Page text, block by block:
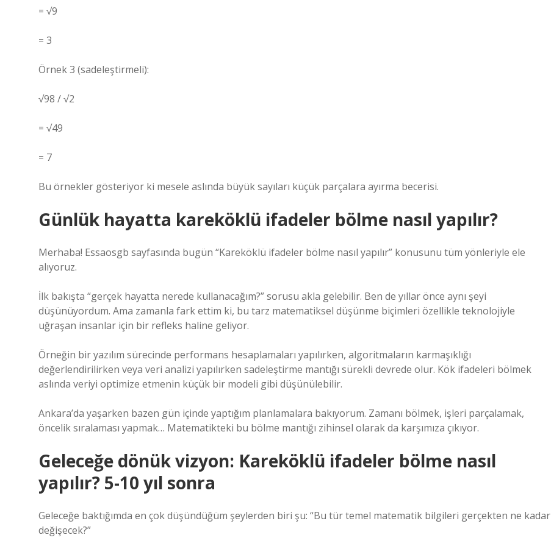
= √9
= 3
Örnek 3 (sadeleştirmeli):
√98 / √2
= √49
= 7
Bu örnekler gösteriyor ki mesele aslında büyük sayıları küçük parçalara ayırma becerisi.
Günlük hayatta kareköklü ifadeler bölme nasıl yapılır?
Merhaba! Essaosgb sayfasında bugün “Kareköklü ifadeler bölme nasıl yapılır” konusunu tüm yönleriyle ele
alıyoruz.
İlk bakışta “gerçek hayatta nerede kullanacağım?” sorusu akla gelebilir. Ben de yıllar önce aynı şeyi
düşünüyordum. Ama zamanla fark ettim ki, bu tarz matematiksel düşünme biçimleri özellikle teknolojiyle
uğraşan insanlar için bir refleks haline geliyor.
Örneğin bir yazılım sürecinde performans hesaplamaları yapılırken, algoritmaların karmaşıklığı
değerlendirilirken veya veri analizi yapılırken sadeleştirme mantığı sürekli devrede olur. Kök ifadeleri bölmek
aslında veriyi optimize etmenin küçük bir modeli gibi düşünülebilir.
Ankara’da yaşarken bazen gün içinde yaptığım planlamalara bakıyorum. Zamanı bölmek, işleri parçalamak,
öncelik sıralaması yapmak… Matematikteki bu bölme mantığı zihinsel olarak da karşımıza çıkıyor.
Geleceğe dönük vizyon: Kareköklü ifadeler bölme nasıl
yapılır? 5-10 yıl sonra
Geleceğe baktığımda en çok düşündüğüm şeylerden biri şu: “Bu tür temel matematik bilgileri gerçekten ne kadar
değişecek?”